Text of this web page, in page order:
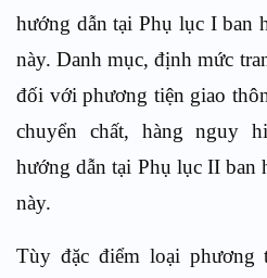
hướng dẫn tại Phụ lục I ban
này. Danh mục, định mức
đối với phương tiện giao
chuyển chất, hàng nguy
hướng dẫn tại Phụ lục II ban
này.
Tùy đặc điểm loại phương